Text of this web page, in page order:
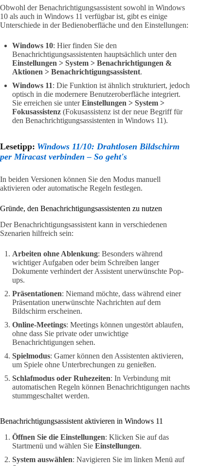
Obwohl der Benachrichtigungsassistent sowohl in Windows
10 als auch in Windows 11 verfügbar ist, gibt es einige
Unterschiede in der Bedienoberfläche und den Einstellungen:
Windows 10: Hier finden Sie den
Benachrichtigungsassistenten hauptsächlich unter den
Einstellungen > System > Benachrichtigungen &
Aktionen > Benachrichtigungsassistent.
Windows 11: Die Funktion ist ähnlich strukturiert, jedoch
optisch in die modernere Benutzeroberfläche integriert.
Sie erreichen sie unterEinstellungen > System >
Fokusassistenz (Fokusassistenz ist der neue Begriff für
den Benachrichtigungsassistenten in Windows 11).
Lesetipp: Windows 11/10: Drahtlosen Bildschirm
per Miracast verbinden – So geht's
In beiden Versionen können Sie den Modus manuell
aktivieren oder automatische Regeln festlegen.
Gründe, den Benachrichtigungsassistenten zu nutzen
Der Benachrichtigungsassistent kann in verschiedenen
Szenarien hilfreich sein:
Arbeiten ohne Ablenkung: Besonders während
wichtiger Aufgaben oder beim Schreiben langer
Dokumente verhindert der Assistent unerwünschte Pop-
ups.
Präsentationen: Niemand möchte, dass während einer
Präsentation unerwünschte Nachrichten auf dem
Bildschirm erscheinen.
Online-Meetings: Meetings können ungestört ablaufen,
ohne dass Sie private oder unwichtige
Benachrichtigungen sehen.
Spielmodus: Gamer können den Assistenten aktivieren,
um Spiele ohne Unterbrechungen zu genießen.
Schlafmodus oder Ruhezeiten: In Verbindung mit
automatischen Regeln können Benachrichtigungen nachts
stummgeschaltet werden.
Benachrichtigungsassistent aktivieren in Windows 11
Öffnen Sie die Einstellungen: Klicken Sie auf das
Startmenü und wählen Sie Einstellungen.
System auswählen: Navigieren Sie im linken Menü auf